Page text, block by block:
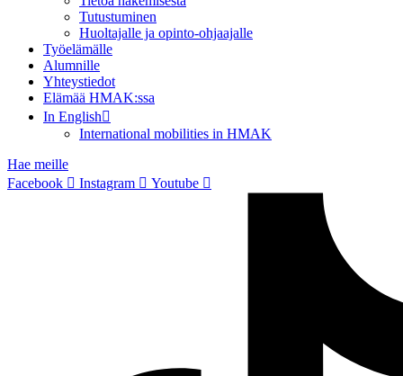
Tutustuminen
Huoltajalle ja opinto-ohjaajalle
Työelämälle
Alumnille
Yhteystiedot
Elämää HMAK:ssa
In English
International mobilities in HMAK
Hae meille
Facebook
Instagram Youtube